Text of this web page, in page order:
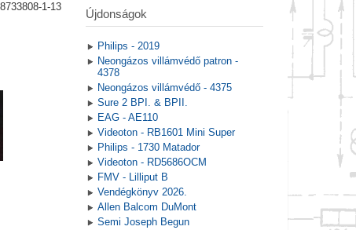
1-13
Újdonságok
Philips - 2019
Neongázos villámvédő patron -
4378
Neongázos villámvédő - 4375
Sure 2 BPI. & BPII.
EAG - AE110
Videoton - RB1601 Mini Super
Philips - 1730 Matador
Videoton - RD5686OCM
FMV - Lilliput B
Vendégkönyv 2026.
Allen Balcom DuMont
Semi Joseph Begun